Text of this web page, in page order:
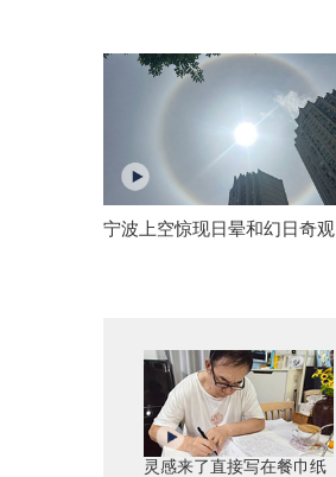
宁波上空惊现日晕和幻日奇观
灵感来了直接写在餐巾纸